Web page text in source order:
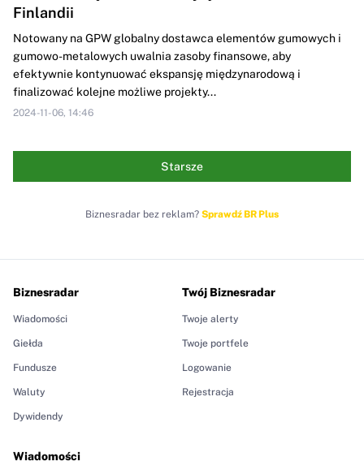
Finlandii
Notowany na GPW globalny dostawca elementów gumowych i
gumowo-metalowych uwalnia zasoby finansowe, aby
efektywnie kontynuować ekspansję międzynarodową i
finalizować kolejne możliwe projekty...
2024-11-06, 14:46
Starsze
Biznesradar bez reklam? Sprawdź BR Plus
Biznesradar
Wiadomości
Giełda
Fundusze
Waluty
Dywidendy
Wiadomości
Twój Biznesradar
Twoje alerty
Twoje portfele
Logowanie
Rejestracja